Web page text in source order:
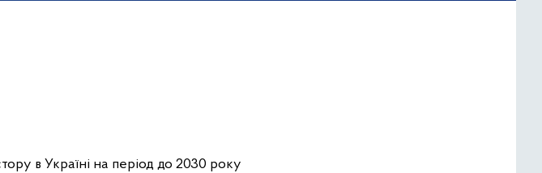
в Україні на період до 2030 року